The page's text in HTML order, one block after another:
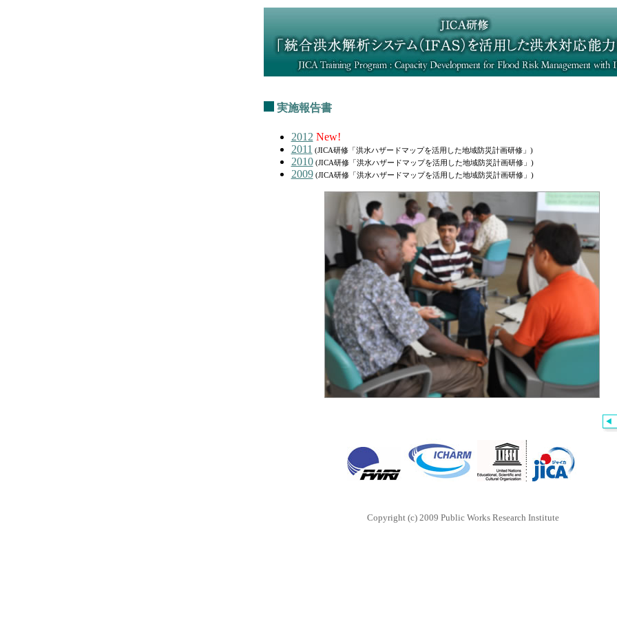
実施報告書
2012 New!
2011 (JICA研修「洪水ハザードマップを活用した地域防災計画研修」)
2010(JICA研修「洪水ハザードマップを活用した地域防災計画研修」)
2009(JICA研修「洪水ハザードマップを活用した地域防災計画研修」)
Copyright (c) 2009 Public Works Research Institute